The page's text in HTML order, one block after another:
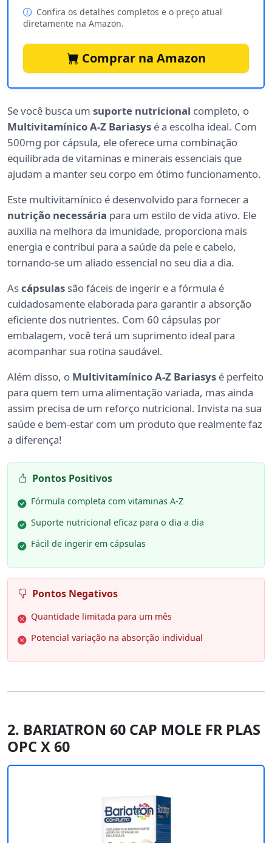
Confira os detalhes completos e o preço atual
diretamente na Amazon.
Comprar na Amazon
Se você busca um suporte nutricional completo, o
Multivitamínico A-Z Bariasys é a escolha ideal. Com
500mg por cápsula, ele oferece uma combinação
equilibrada de vitaminas e minerais essenciais que
ajudam a manter seu corpo em ótimo funcionamento.
Este multivitamínico é desenvolvido para fornecer a
nutrição necessária para um estilo de vida ativo. Ele
auxilia na melhora da imunidade, proporciona mais
energia e contribui para a saúde da pele e cabelo,
tornando-se um aliado essencial no seu dia a dia.
Ascápsulas são fáceis de ingerir e a fórmula é
cuidadosamente elaborada para garantir a absorção
eficiente dos nutrientes. Com 60 cápsulas por
embalagem, você terá um suprimento ideal para
acompanhar sua rotina saudável.
Além disso, o Multivitamínico A-Z Bariasys é perfeito
para quem tem uma alimentação variada, mas ainda
assim precisa de um reforço nutricional. Invista na sua
saúde e bem-estar com um produto que realmente faz
a diferença!
Pontos Positivos
Fórmula completa com vitaminas A-Z
Suporte nutricional eficaz para o dia a dia
Fácil de ingerir em cápsulas
Pontos Negativos
Quantidade limitada para um mês
Potencial variação na absorção individual
2. BARIATRON 60 CAP MOLE FR PLAS
OPC X 60